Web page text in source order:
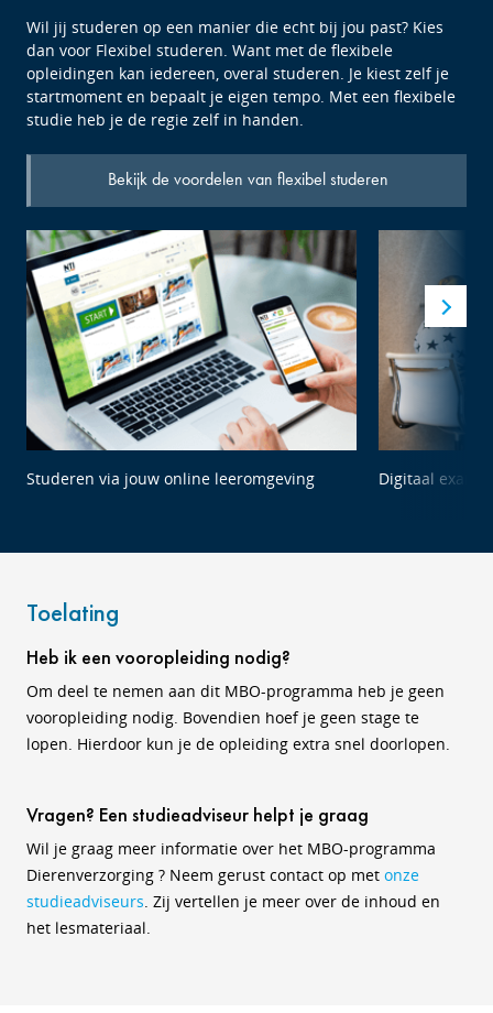
Wil jij studeren op een manier die echt bij jou past? Kies
dan voor Flexibel studeren. Want met de flexibele
opleidingen kan iedereen, overal studeren. Je kiest zelf je
startmoment en bepaalt je eigen tempo. Met een flexibele
studie heb je de regie zelf in handen.
Bekijk de voordelen van flexibel studeren
Studeren via jouw online leeromgeving Digitaal
Toelating
Heb ik een vooropleiding nodig?
Om deel te nemen aan dit MBO-programma heb je geen
vooropleiding nodig. Bovendien hoef je geen stage te
lopen. Hierdoor kun je de opleiding extra snel doorlopen.
Vragen? Een studieadviseur helpt je graag
Wil je graag meer informatie over het MBO-programma
Dierenverzorging ? Neem gerust contact op met onze
studieadviseurs. Zij vertellen je meer over de inhoud en
het lesmateriaal.